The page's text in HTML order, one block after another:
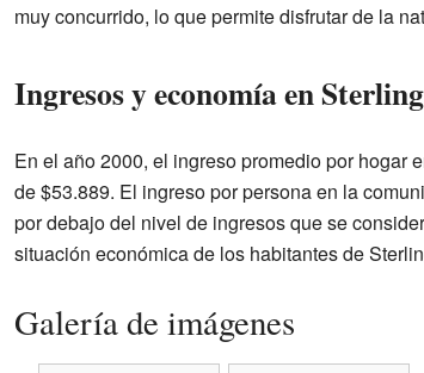
muy concurrido, lo que permite disfrutar de la
Ingresos y economía en Sterling
En el año 2000, el ingreso promedio por hogar
de $53.889. El ingreso por persona en la
por debajo del nivel de ingresos que se
situación económica de los habitantes de
Galería de imágenes